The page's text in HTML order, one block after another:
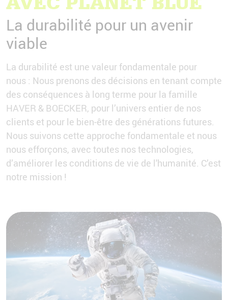
La durabilité pour un avenir
viable
La durabilité est une valeur fondamentale pour
nous : Nous prenons des décisions en tenant compte
des conséquences à long terme pour la famille
HAVER & BOECKER, pour l’univers entier de nos
clients et pour le bien-être des générations futures.
Nous suivons cette approche fondamentale et nous
nous efforçons, avec toutes nos technologies,
d’améliorer les conditions de vie de l'humanité. C’est
notre mission !